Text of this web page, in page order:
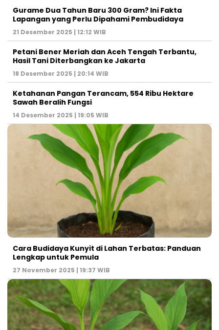
Gurame Dua Tahun Baru 300 Gram? Ini Fakta
Lapangan yang Perlu Dipahami Pembudidaya
21 Desember 2025 | 12:12 WIB
Petani Bener Meriah dan Aceh Tengah Terbantu,
Hasil Tani Diterbangkan ke Jakarta
18 Desember 2025 | 20:14 WIB
Ketahanan Pangan Terancam, 554 Ribu Hektare
Sawah Beralih Fungsi
14 Desember 2025 | 19:05 WIB
Cara Budidaya Kunyit di Lahan Terbatas: Panduan
Lengkap untuk Pemula
27 November 2025 | 19:37 WIB